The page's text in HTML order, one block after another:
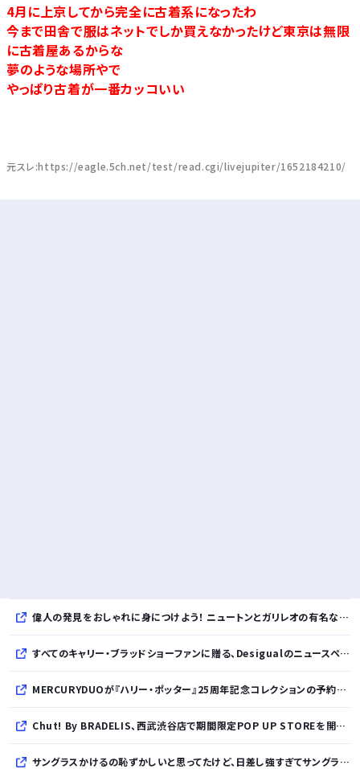
4月に上京してから完全に古着系になったわ
今まで田舎で服はネットでしか買えなかったけど東京は無限
に古着屋あるからな
夢のような場所やで
やっぱり古着が一番カッコいい
元スレ:https://eagle.5ch.net/test/read.cgi/livejupiter/1652184210/
偉人の発見をおしゃれに身につけよう！ ニュートンとガリレオの有名な発見をモチーフにした、クールタッチTシャツ＆トートバッグが発売されました【QurioStore】
すべてのキャリー・ブラッドショーファンに贈る、Desigualのニュースペーパープリントコレクション
MERCURYDUOが『ハリー・ポッター』25周年記念コレクションの予約を開始
Chut! By BRADELIS、西武渋谷店で期間限定POP UP STOREを開催！全商品展開＆新作10%OFFの特別な6日間
サングラスかけるの恥ずかしいと思ってたけど、日差し強すぎてサングラスかけ始めたわ